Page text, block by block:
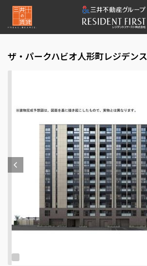
ザ・パークハビオ人形町レジデンス